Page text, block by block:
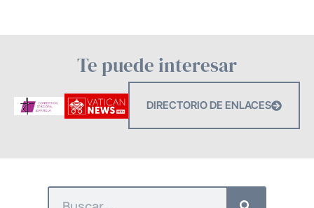
Te puede interesar
DIRECTORIO DE ENLACES